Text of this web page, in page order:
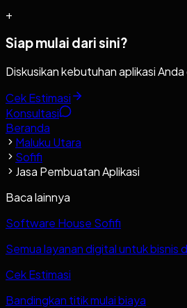
+
Siap mulai dari sini?
Diskusikan kebutuhan aplikasi
Cek Estimasi
Konsultasi
Beranda
Maluku Utara
Sofifi
Jasa Pembuatan Aplikasi
Baca lainnya
Software House Sofifi
Semua layanan digital untuk bisnis
Cek Estimasi
Bandingkan titik mulai biaya